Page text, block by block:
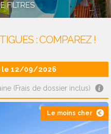
FILTRES
: COMPAREZ !
le 12/09/2026
(Frais de dossier inclus)
Le moins cher